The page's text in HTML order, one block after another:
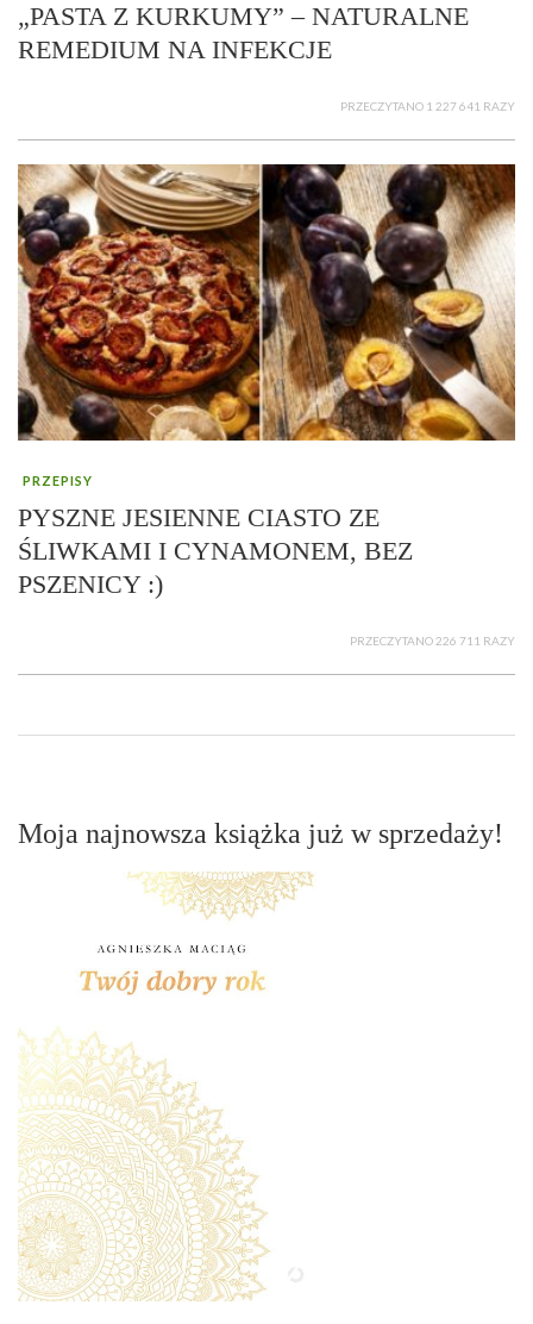
„PASTA Z KURKUMY” – NATURALNE
REMEDIUM NA INFEKCJE
PRZECZYTANO 1 227 641 RAZY
PRZEPISY
PYSZNE JESIENNE CIASTO ZE
ŚLIWKAMI I CYNAMONEM, BEZ
PSZENICY :)
PRZECZYTANO 226 711 RAZY
Moja najnowsza książka już w sprzedaży!